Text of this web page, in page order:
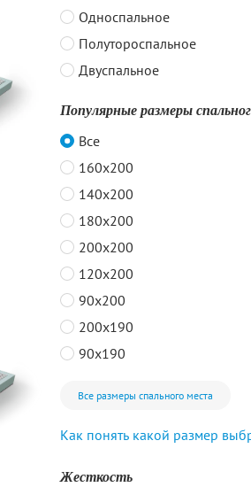
Односпальное
Полутороспальное
Двуспальное
Популярные размеры
Все
160x200
140x200
180x200
200x200
120x200
90x200
200x190
90x190
Все размеры спального места
Как понять какой размер
Жесткость